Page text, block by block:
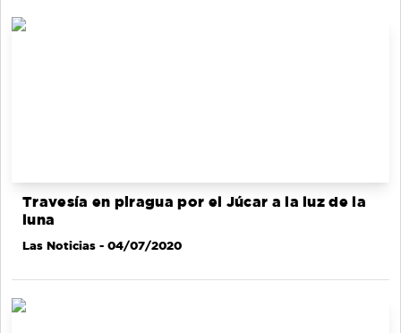
Travesía en piragua por el Júcar a la luz de la
luna
Las Noticias - 04/07/2020